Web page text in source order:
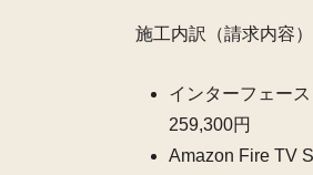
施工内訳（請求内容）
インターフェー
259,300円
Amazon Fire TV